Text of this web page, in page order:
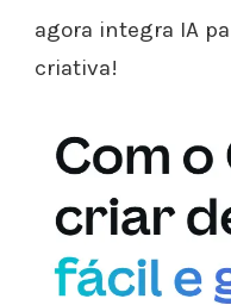
agora integra IA
criativa!